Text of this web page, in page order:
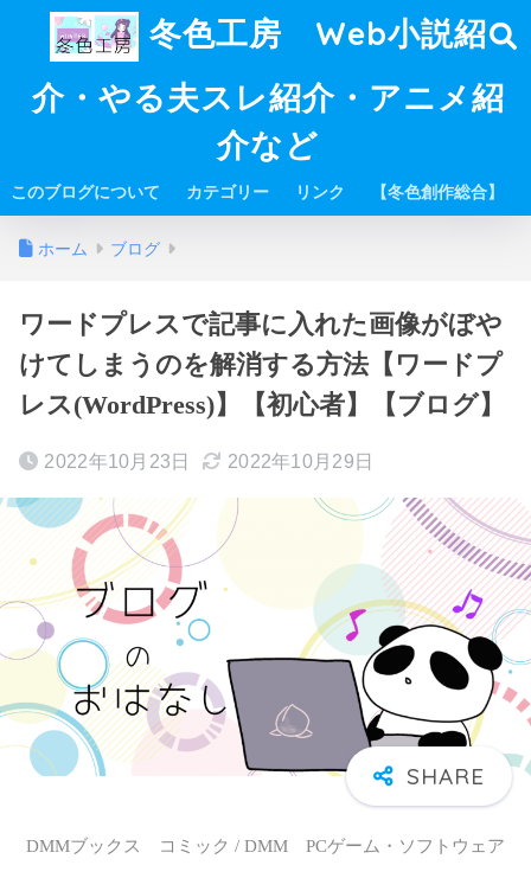
冬色工房 Web小説紹
介・やる夫スレ紹介・アニメ紹
介など
このブログについて カテゴリー リンク 【冬色創作総合】
ホーム ブログ
ワードプレスで記事に入れた画像がぼや
けてしまうのを解消する方法【ワードプ
レス(WordPress)】【初心者】【ブログ】
2022年10月23日 2022年10月29日
DMMブックス コミック / DMM PCゲーム・ソフトウェア